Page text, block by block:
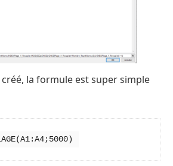
la formule est super simple